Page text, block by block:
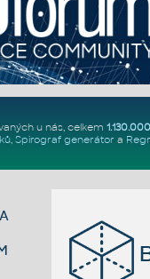
u nás, celkem 1.130.000
, Spirograf generátor a